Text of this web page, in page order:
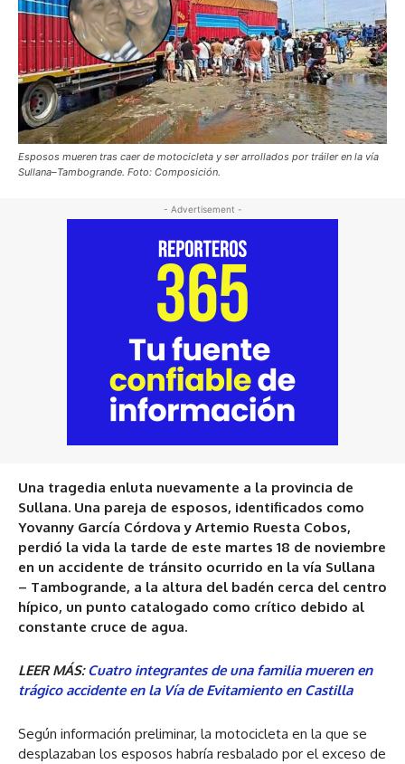
Esposos mueren tras caer de motocicleta y ser arrollados por tráiler en la vía
Sullana–Tambogrande. Foto: Composición.
- Advertisement -
Una tragedia enluta nuevamente a la provincia de
Sullana. Una pareja de esposos, identificados como
Yovanny García Córdova y Artemio Ruesta Cobos,
perdió la vida la tarde de este martes 18 de noviembre
en un accidente de tránsito ocurrido en la vía Sullana
– Tambogrande, a la altura del badén cerca del centro
hípico, un punto catalogado como crítico debido al
constante cruce de agua.
LEER MÁS:Cuatro integrantes de una familia mueren en
trágico accidente en la Vía de Evitamiento en Castilla
Según información preliminar, la motocicleta en la que se
desplazaban los esposos habría resbalado por el exceso de